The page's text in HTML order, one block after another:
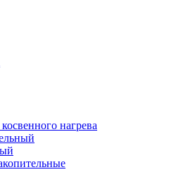
нагрева